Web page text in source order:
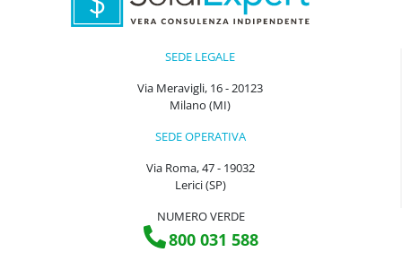
SEDE LEGALE
Via Meravigli, 16 - 20123
Milano (MI)
SEDE OPERATIVA
Via Roma, 47 - 19032
Lerici (SP)
NUMERO VERDE
800 031 588